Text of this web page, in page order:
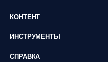
КОНТЕНТ
ИНСТРУМЕНТЫ
СПРАВКА